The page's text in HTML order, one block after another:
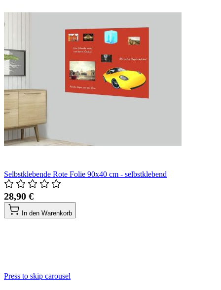
Selbstklebende Rote Folie 90x40 cm - selbstklebend
28,90 €
In den Warenkorb
Press to skip carousel